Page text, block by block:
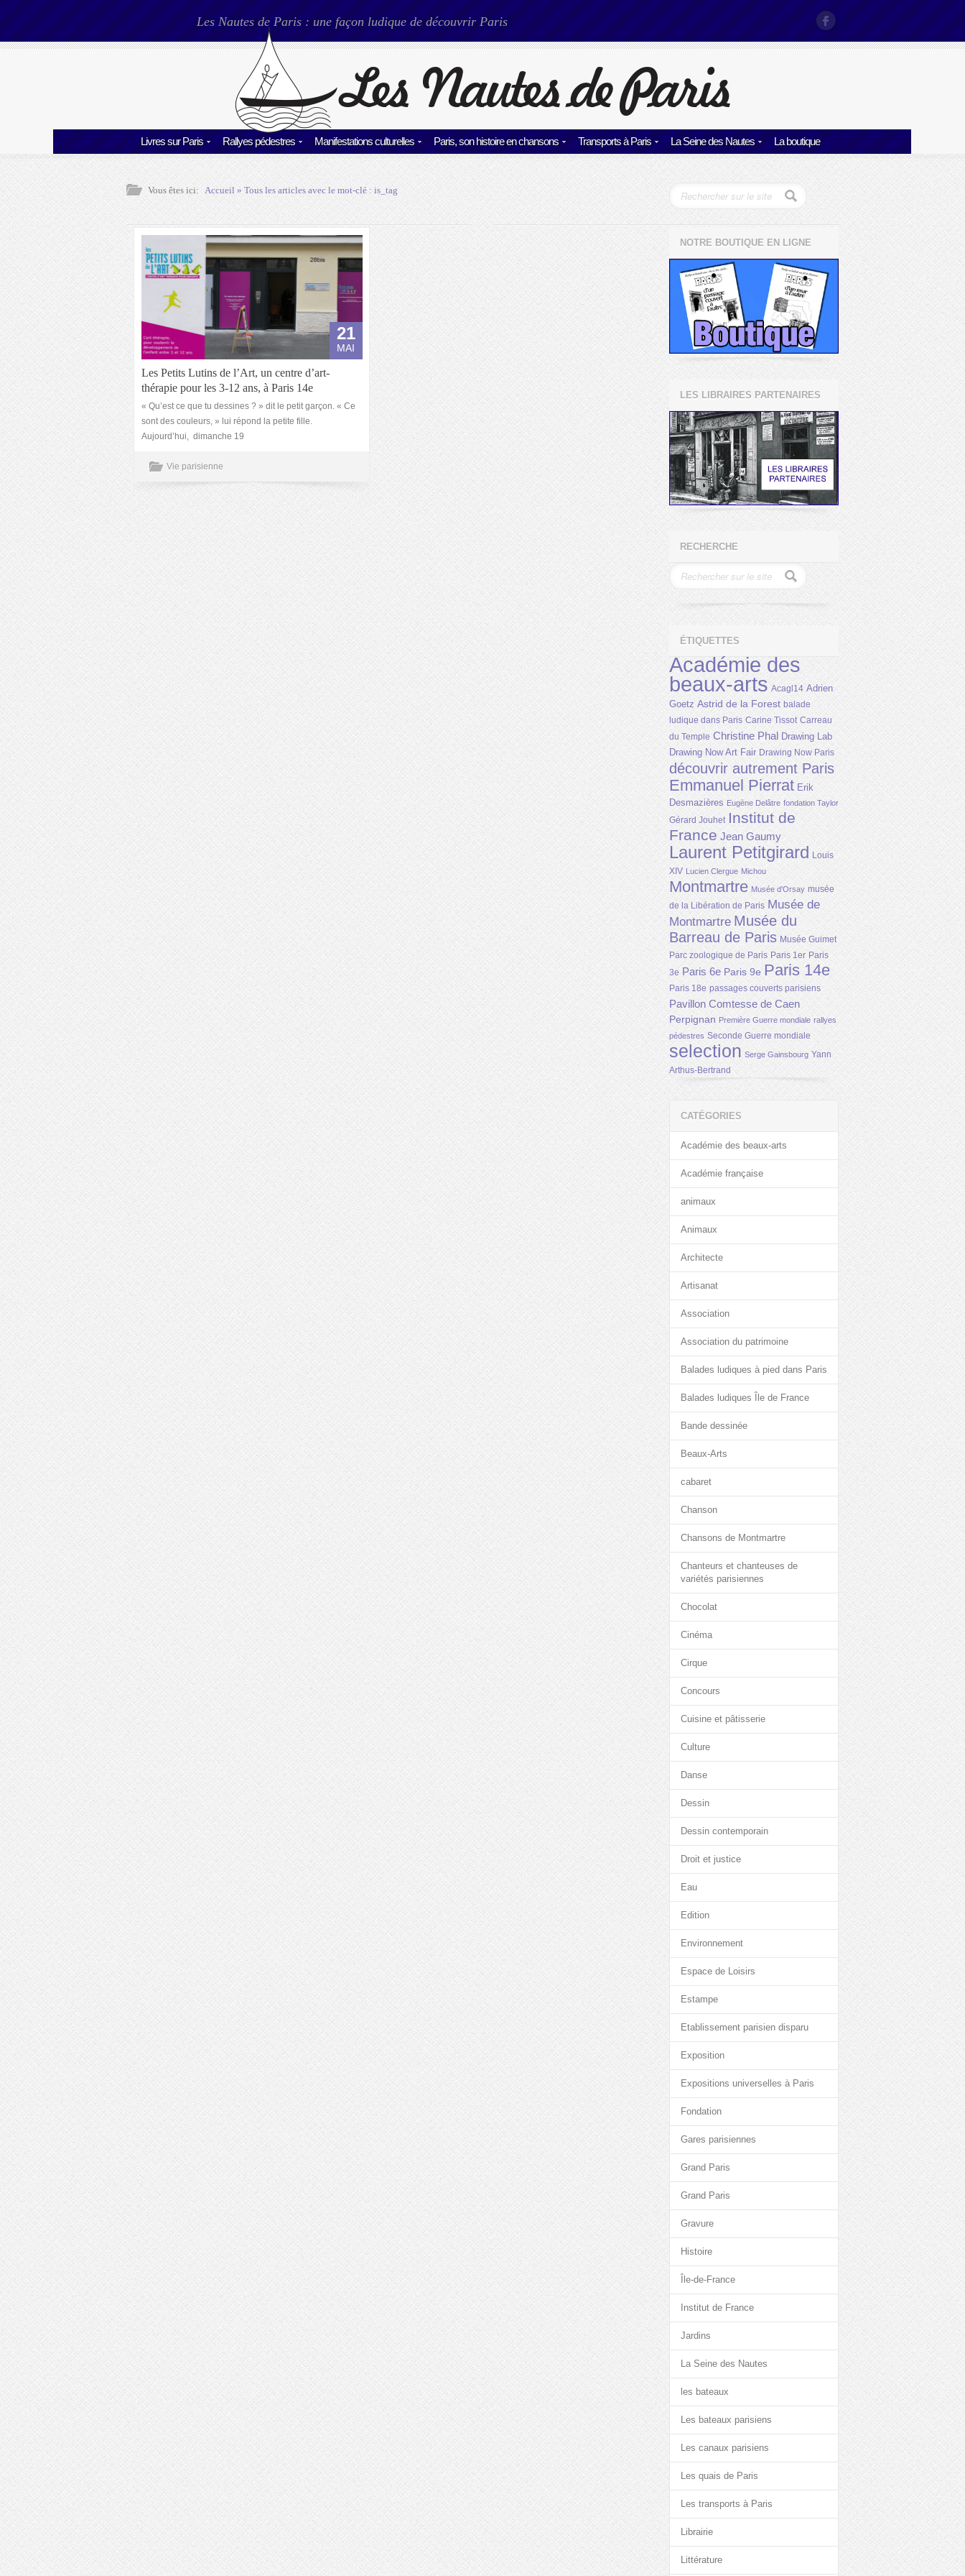
Les Nautes de Paris : une façon ludique de découvrir Paris
Livres sur Paris Rallyes pédestres Manifestations culturelles Paris, son histoire en chansons Transports à Paris La Seine des Nautes La boutique
Vous êtes ici: Accueil» Tous les articles avec le mot-clé :is_tag
21
MAI
Les Petits Lutins de l’Art, un centre d’art-
thérapie pour les 3-12 ans, à Paris 14e
« Qu’est ce que tu dessines ? » dit le petit garçon. « Ce
sont des couleurs, » lui répond la petite fille.
Aujourd’hui, dimanche 19
Vie parisienne
NOTRE BOUTIQUE EN LIGNE
LES LIBRAIRES PARTENAIRES
RECHERCHE
ÉTIQUETTES
Académie des
beaux-arts Acagl14 Adrien
Goetz Astrid de la Forest balade
ludique dans Paris Carine Tissot Carreau
du Temple Christine Phal Drawing Lab
Drawing Now Art Fair Drawing Now Paris
découvrir autrement Paris
Emmanuel Pierrat Erik
Desmazières Eugène Delâtre fondation Taylor
Gérard Jouhet Institut de
France Jean Gaumy
Laurent Petitgirard Louis
XIV Lucien Clergue Michou
Montmartre Musée d'Orsay musée
de la Libération de Paris Musée de
Montmartre Musée du
Barreau de Paris Musée Guimet
Parc zoologique de Paris Paris 1er Paris
3e Paris 6e Paris 9e Paris 14e
Paris 18e passages couverts parisiens
Pavillon Comtesse de Caen
Perpignan Première Guerre mondiale rallyes
pédestres Seconde Guerre mondiale
selection Serge Gainsbourg Yann
Arthus-Bertrand
CATÉGORIES
Académie des beaux-arts
Académie française
animaux
Animaux
Architecte
Artisanat
Association
Association du patrimoine
Balades ludiques à pied dans Paris
Balades ludiques Île de France
Bande dessinée
Beaux-Arts
cabaret
Chanson
Chansons de Montmartre
Chanteurs et chanteuses de
variétés parisiennes
Chocolat
Cinéma
Cirque
Concours
Cuisine et pâtisserie
Culture
Danse
Dessin
Dessin contemporain
Droit et justice
Eau
Edition
Environnement
Espace de Loisirs
Estampe
Etablissement parisien disparu
Exposition
Expositions universelles à Paris
Fondation
Gares parisiennes
Grand Paris
Grand Paris
Gravure
Histoire
Île-de-France
Institut de France
Jardins
La Seine des Nautes
les bateaux
Les bateaux parisiens
Les canaux parisiens
Les quais de Paris
Les transports à Paris
Librairie
Littérature